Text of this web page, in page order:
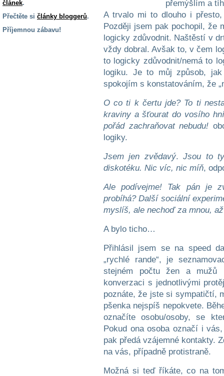
článek.
Přečtěte si články bloggerů.
Příjemnou zábavu!
přemýšlím a
A trvalo mi to dlouho i
Později jsem pak pochopil, že
logicky zdůvodnit. Naštěstí v
vždy dobral. Avšak to, v čem
to logicky zdůvodnit/nemá to
logiku. Je to můj způsob,
spokojím s konstatováním, že
O co ti k čertu jde? To ti
kraviny a šťourat do vosího
pořád zachraňovat nebudu!
logiky.
Jsem jen zvědavý.Jsou to
diskotéku. Nic víc, nic míň,
Ale podívejme! Tak pán je
probíhá? Další sociální
myslíš, ale nechoď za mnou,
A bylo ticho…
Přihlásil jsem se na speed
„rychlé rande“, je
stejném počtu žen a mužů
konverzaci s jednotlivými
poznáte, že jste si sympatičtí,
pšenka nejspíš nepokvete.
označíte osobu/osoby, se
Pokud ona osoba označí i
pak předá vzájemné kontakty.
na vás, případně protistraně.
Možná si teď říkáte, co na